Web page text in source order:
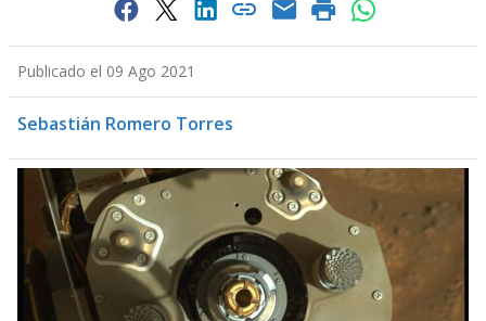
Publicado el 09 Ago 2021
Sebastián Romero Torres